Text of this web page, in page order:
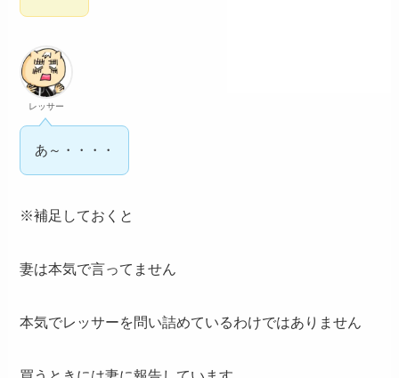
レッサー
あ～・・・・
※補足しておくと
妻は本気で言ってません
本気でレッサーを問い詰めているわけではありません